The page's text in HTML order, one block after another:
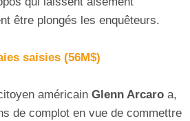
être plongés les enquêteurs.
saisies (56M$)
américain Glenn Arcaro a,
de complot en vue de commettre